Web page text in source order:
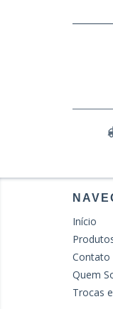
Início
Contato
Quem
Trocas